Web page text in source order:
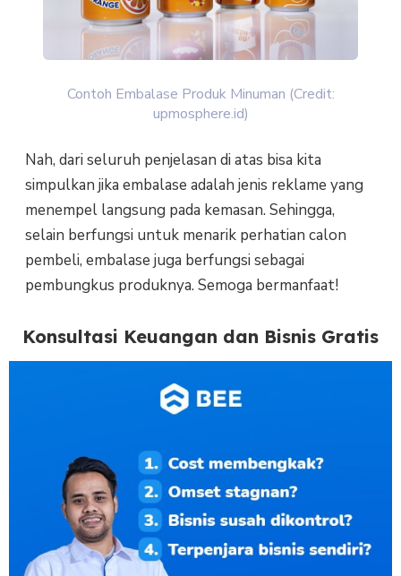
Contoh Embalase Produk Minuman (Credit:
upmosphere.id)
Nah, dari seluruh penjelasan di atas bisa kita
simpulkan jika embalase adalah jenis reklame yang
menempel langsung pada kemasan. Sehingga,
selain berfungsi untuk menarik perhatian calon
pembeli, embalase juga berfungsi sebagai
pembungkus produknya. Semoga bermanfaat!
Konsultasi Keuangan dan Bisnis Gratis